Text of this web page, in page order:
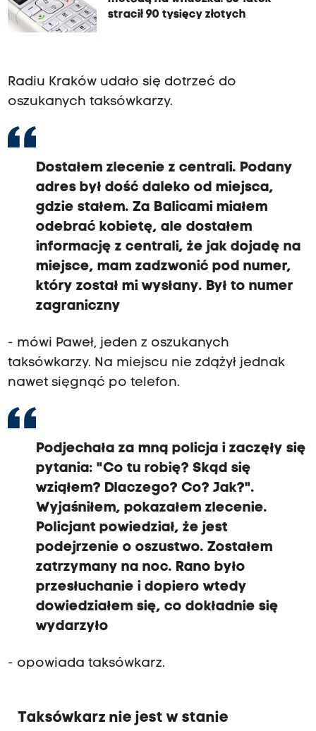
stracił 90 tysięcy złotych
Radiu Kraków udało się dotrzeć do
oszukanych taksówkarzy.
Dostałem zlecenie z centrali. Podany
adres był dość daleko od miejsca,
gdzie stałem. Za Balicami miałem
odebrać kobietę, ale dostałem
informację z centrali, że jak dojadę na
miejsce, mam zadzwonić pod numer,
który został mi wysłany. Był to numer
zagraniczny
- mówi Paweł, jeden z oszukanych
taksówkarzy. Na miejscu nie zdążył jednak
nawet sięgnąć po telefon.
Podjechała za mną policja i zaczęły się
pytania: "Co tu robię? Skąd się
wziąłem? Dlaczego? Co? Jak?".
Wyjaśniłem, pokazałem zlecenie.
Policjant powiedział, że jest
podejrzenie o oszustwo. Zostałem
zatrzymany na noc. Rano było
przesłuchanie i dopiero wtedy
dowiedziałem się, co dokładnie się
wydarzyło
- opowiada taksówkarz.
Taksówkarz nie jest w stanie